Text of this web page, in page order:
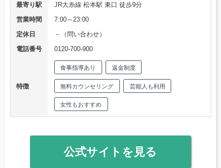
最寄り駅
JR大糸線 松本駅 東口 徒歩9分
営業時間
7:00～23:00
定休日
－（問い合わせ）
電話番号
0120-700-900
特徴
食事指導あり 返金制度
無料カウンセリング 芸能人も利用
女性もおすすめ
公式サイトを見る